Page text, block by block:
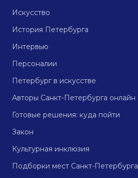
Искусство
История Петербурга
Интервью
Персоналии
Петербург в искусстве
Авторы Санкт-Петербурга онлайн
Готовые решения: куда пойти
Закон
Культурная инклюзия
Подборки мест Санкт-Петербурга